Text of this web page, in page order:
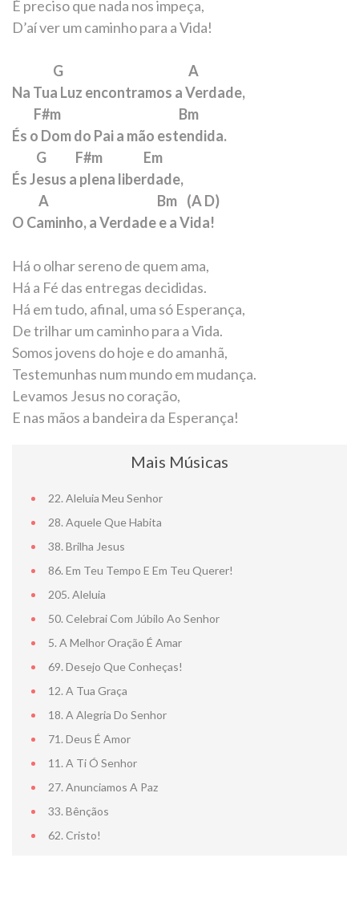
É preciso que nada nos impeça,
D’aí ver um caminho para a Vida!
G A
Na Tua Luz encontramos a Verdade,
F#m Bm
És o Dom do Pai a mão estendida.
G F#m Em
És Jesus a plena liberdade,
A Bm (A D)
O Caminho, a Verdade e a Vida!
Há o olhar sereno de quem ama,
Há a Fé das entregas decididas.
Há em tudo, afinal, uma só Esperança,
De trilhar um caminho para a Vida.
Somos jovens do hoje e do amanhã,
Testemunhas num mundo em mudança.
Levamos Jesus no coração,
E nas mãos a bandeira da Esperança!
Mais Músicas
22. Aleluia Meu Senhor
28. Aquele Que Habita
38. Brilha Jesus
86. Em Teu Tempo E Em Teu Querer!
205. Aleluia
50. Celebrai Com Júbilo Ao Senhor
5. A Melhor Oração É Amar
69. Desejo Que Conheças!
12. A Tua Graça
18. A Alegria Do Senhor
71. Deus É Amor
11. A Ti Ó Senhor
27. Anunciamos A Paz
33. Bênçãos
62. Cristo!